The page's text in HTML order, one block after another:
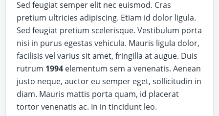
Sed feugiat semper elit nec euismod. Cras
pretium ultricies adipiscing. Etiam id dolor ligula.
Sed feugiat pretium scelerisque. Vestibulum porta
nisi in purus egestas vehicula. Mauris ligula dolor,
facilisis vel varius sit amet, fringilla at augue. Duis
rutrum 1994 elementum sem a venenatis. Aenean
justo neque, auctor eu semper eget, sollicitudin in
diam. Mauris mattis porta quam, id placerat
tortor venenatis ac. In in tincidunt leo.